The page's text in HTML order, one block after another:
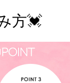
¥7,800
方💓